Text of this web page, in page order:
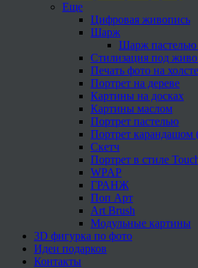
Еще
Цифровая живопись
Шарж
Шарж пастелью
Стилизация под
Печать фото на
Портрет на дереве
Картины на досках
Картины маслом
Портрет пастелью
Портрет карандашом
Скетч
Портрет в стиле
WPAP
ГРАНЖ
Поп Арт
Art Brush
Модульные картины
3D фигурка по фото
Идеи подарков
Контакты